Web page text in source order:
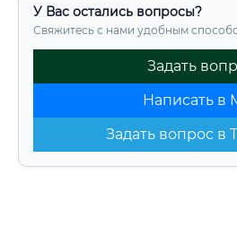
У Вас остались вопросы?
Свяжитесь с нами удобным
Задать
Написать в
Задать вопрос в